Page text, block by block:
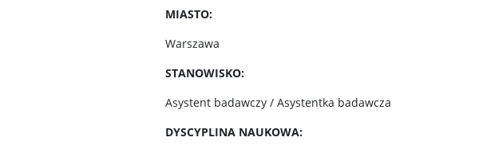
MIASTO:
Warszawa
STANOWISKO:
Asystent badawczy / Asystentka badawcza
DYSCYPLINA NAUKOWA: